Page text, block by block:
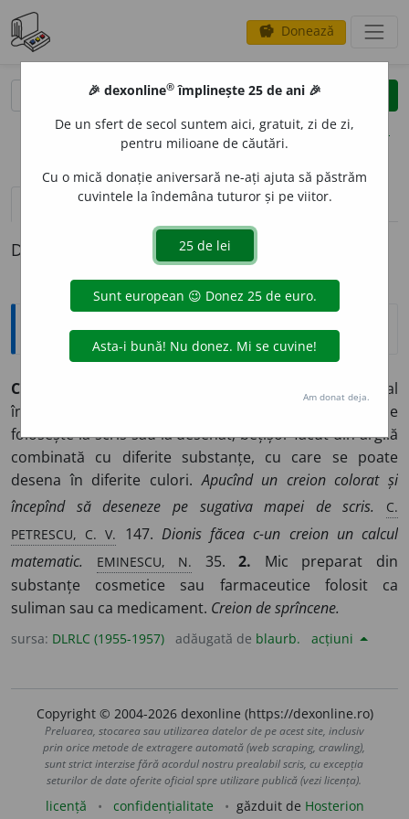
savings Donează
clear
opțiuni
definiții (1) pronunțievolume_up (29)
Definiția cu ID-ul 913924:
Explicative DEX
CREI
Bețișor de lemn sau de metal
în care se află o mină neagră sau colorată și care se
folosește la scris sau la desenat; bețișor făcut din argilă
combinată cu diferite substanțe, cu care se poate
desena în diferite culori.Apucînd un creion colorat și
începînd să deseneze pe sugativa mapei de scris.
C.
PETRESCU, C. V. 147. Dionis făcea c-un creion un calcul
matematic.
EMINESCU, N. 35.2. Mic preparat din
substanțe cosmetice sau farmaceutice folosit ca
suliman sau ca medicament. Creion de sprîncene.
sursa: DLRLC (1955-1957) adăugată de blaurb. acțiuni
Copyright © 2004-2026 dexonline (https://dexonline.ro)
Preluarea, stocarea sau utilizarea datelor de pe acest site, inclusiv
prin orice metode de extragere automată (web scraping, crawling),
sunt strict interzise fără acordul nostru prealabil scris, cu excepția
seturilor de date oferite oficial spre utilizare publică (vezi licența).
licență confidențialitate găzduit de Hosterion
🎉 dexonline® împlinește 25 de ani 🎉
De un sfert de secol suntem aici, gratuit, zi de zi,
pentru milioane de căutări.
Cu o mică donație aniversară ne-ați ajuta să păstrăm
cuvintele la îndemâna tuturor și pe viitor.
Am donat deja.